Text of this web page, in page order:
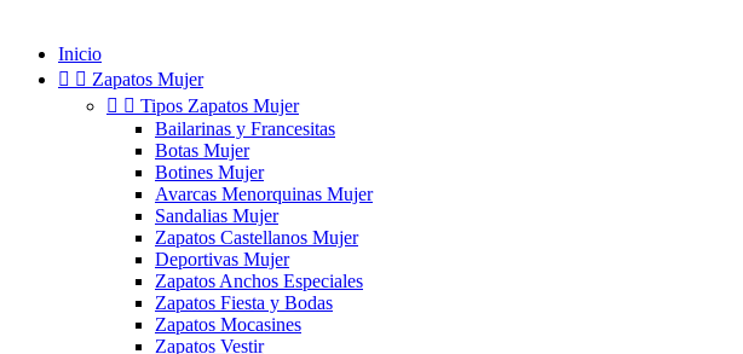
Inicio
  Zapatos Mujer
  Tipos Zapatos Mujer
Bailarinas y Francesitas
Botas Mujer
Botines Mujer
Avarcas Menorquinas Mujer
Sandalias Mujer
Zapatos Castellanos Mujer
Deportivas Mujer
Zapatos Anchos Especiales
Zapatos Fiesta y Bodas
Zapatos Mocasines
Zapatos Vestir